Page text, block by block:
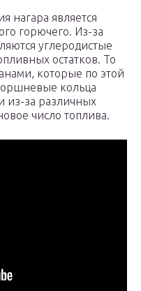
нагара является
горючего. Из-за
углеродистые
остатков. То
которые по этой
кольца
из-за различных
число топлива.